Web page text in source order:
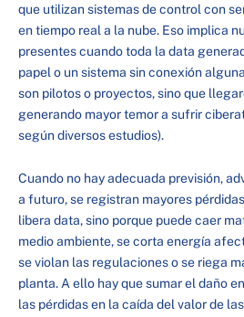
que utilizan sistemas de control con
en tiempo real a la nube. Eso implica
presentes cuando toda la data
papel o un sistema sin conexión
son pilotos o proyectos, sino que
generando mayor temor a sufrir
según diversos estudios).
Cuando no hay adecuada previsión,
a futuro, se registran mayores
libera data, sino porque puede caer
medio ambiente, se corta energía
se violan las regulaciones o se riega
planta. A ello hay que sumar el daño
las pérdidas en la caída del valor de